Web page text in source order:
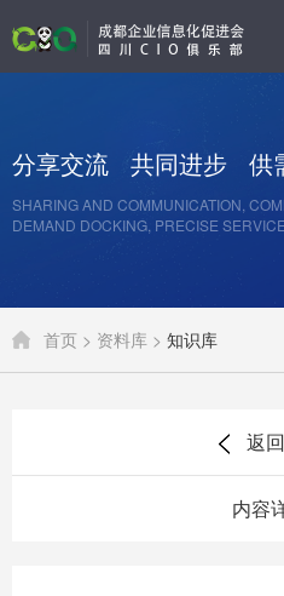
分享交流 共同进步 供
SHARING AND COMMUNICATION,
DEMAND DOCKING, PRECISE SERVICE
首页 > 资料库 > 知识库
返
内容